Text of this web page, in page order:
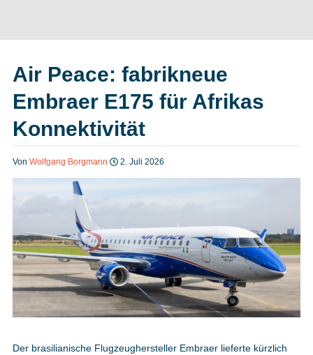
Magazin & Abo
Podcast
Impressum
Air Peace: fabrikneue
Embraer E175 für Afrikas
Konnektivität
Von Wolfgang Borgmann 2. Juli 2026
Der brasilianische Flugzeughersteller Embraer lieferte kürzlich